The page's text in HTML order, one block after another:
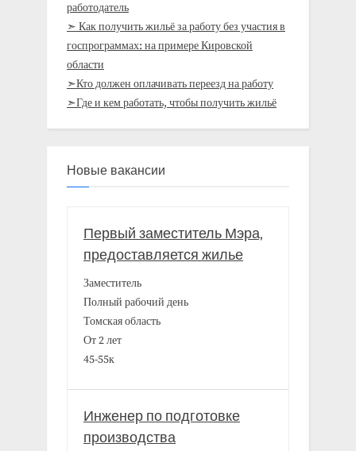
работодатель
➣ Как получить жильё за работу без участия в
госпрограммах: на примере Кировской
области
➣Кто должен оплачивать переезд на работу
➣Где и кем работать, чтобы получить жильё
Новые вакансии
Первый заместитель Мэра,
предоставляется жилье
Заместитель
Полный рабочий день
Томская область
От 2 лет
45-55к
Инженер по подготовке
производства